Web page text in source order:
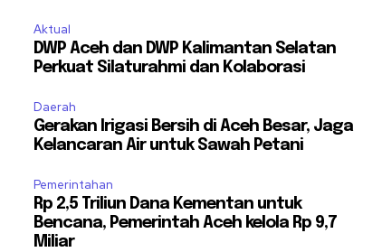
Aktual
DWP Aceh dan DWP Kalimantan Selatan
Perkuat Silaturahmi dan Kolaborasi
Daerah
Gerakan Irigasi Bersih di Aceh Besar, Jaga
Kelancaran Air untuk Sawah Petani
Pemerintahan
Rp 2,5 Triliun Dana Kementan untuk
Bencana, Pemerintah Aceh kelola Rp 9,7
Miliar